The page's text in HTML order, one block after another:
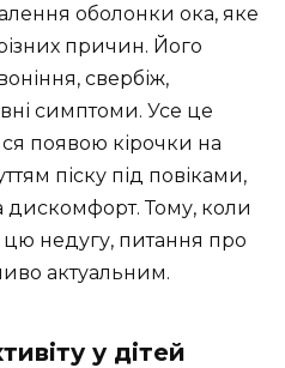
оболонки ока, яке
причин. Його
свербіж,
симптоми. Усе це
появою кірочки на
піску під повіками,
Тому, коли
цю недугу, питання про
актуальним.
у дітей